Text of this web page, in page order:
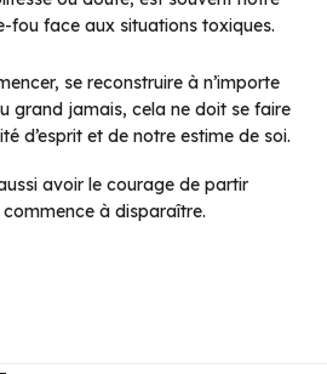
fou face aux situations toxiques.
se reconstruire à n’importe
grand jamais, cela ne doit se faire
d’esprit et de notre estime de soi.
avoir le courage de partir
commence à disparaître.